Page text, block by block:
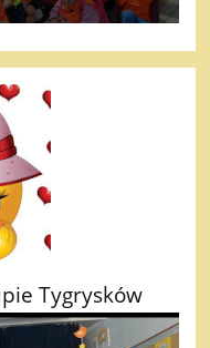
Tygrysków